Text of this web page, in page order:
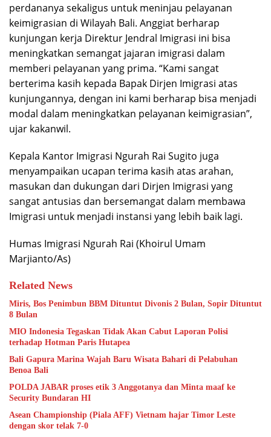
perdananya sekaligus untuk meninjau pelayanan
keimigrasian di Wilayah Bali. Anggiat berharap
kunjungan kerja Direktur Jendral Imigrasi ini bisa
meningkatkan semangat jajaran imigrasi dalam
memberi pelayanan yang prima. “Kami sangat
berterima kasih kepada Bapak Dirjen Imigrasi atas
kunjungannya, dengan ini kami berharap bisa menjadi
modal dalam meningkatkan pelayanan keimigrasian”,
ujar kakanwil.
Kepala Kantor Imigrasi Ngurah Rai Sugito juga
menyampaikan ucapan terima kasih atas arahan,
masukan dan dukungan dari Dirjen Imigrasi yang
sangat antusias dan bersemangat dalam membawa
Imigrasi untuk menjadi instansi yang lebih baik lagi.
Humas Imigrasi Ngurah Rai (Khoirul Umam
Marjianto/As)
Related News
Miris, Bos Penimbun BBM Dituntut Divonis 2 Bulan, Sopir Dituntut
8 Bulan
MIO Indonesia Tegaskan Tidak Akan Cabut Laporan Polisi
terhadap Hotman Paris Hutapea
Bali Gapura Marina Wajah Baru Wisata Bahari di Pelabuhan
Benoa Bali
POLDA JABAR proses etik 3 Anggotanya dan Minta maaf ke
Security Bundaran HI
Asean Championship (Piala AFF) Vietnam hajar Timor Leste
dengan skor telak 7-0